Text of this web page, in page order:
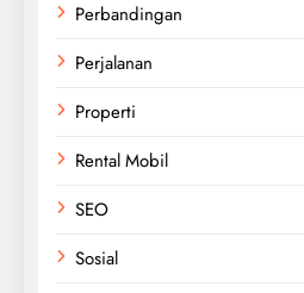
Perbandingan
Perjalanan
Properti
Rental Mobil
SEO
Sosial